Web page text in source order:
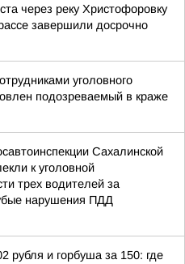
через реку Христофоровку
завершили досрочно
уголовного
подозреваемый в краже
Сахалинской
к уголовной
трех водителей за
нарушения ПДД
рубля и горбуша за 150: где